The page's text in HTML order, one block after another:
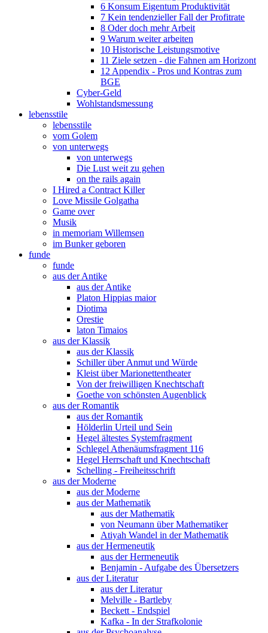
6 Konsum Eigentum Produktivität
7 Kein tendenzieller Fall der Profitrate
8 Oder doch mehr Arbeit
9 Warum weiter arbeiten
10 Historische Leistungsmotive
11 Ziele setzen - die Fahnen am Horizont
12 Appendix - Pros und Kontras zum
BGE
Cyber-Geld
Wohlstandsmessung
lebensstile
lebensstile
vom Golem
von unterwegs
von unterwegs
Die Lust weit zu gehen
on the rails again
I Hired a Contract Killer
Love Missile Golgatha
Game over
Musik
in memoriam Willemsen
im Bunker geboren
funde
funde
aus der Antike
aus der Antike
Platon Hippias maior
Diotima
Orestie
laton Timaios
aus der Klassik
aus der Klassik
Schiller über Anmut und Würde
Kleist über Marionettentheater
Von der freiwilligen Knechtschaft
Goethe von schönsten Augenblick
aus der Romantik
aus der Romantik
Hölderlin Urteil und Sein
Hegel ältestes Systemfragment
Schlegel Athenäumsfragment 116
Hegel Herrschaft und Knechtschaft
Schelling - Freiheitsschrift
aus der Moderne
aus der Moderne
aus der Mathematik
aus der Mathematik
von Neumann über Mathematiker
Atiyah Wandel in der Mathematik
aus der Hermeneutik
aus der Hermeneutik
Benjamin - Aufgabe des Übersetzers
aus der Literatur
aus der Literatur
Melville - Bartleby
Beckett - Endspiel
Kafka - In der Strafkolonie